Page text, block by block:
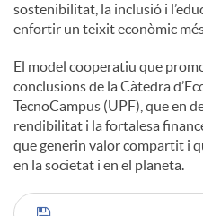
sostenibilitat, la inclusió i
enfortir un teixit econòmic
El model cooperatiu que
conclusions de la Càtedra
TecnoCampus (UPF), que en
rendibilitat i la fortalesa
que generin valor compartit i
en la societat i en el planeta.